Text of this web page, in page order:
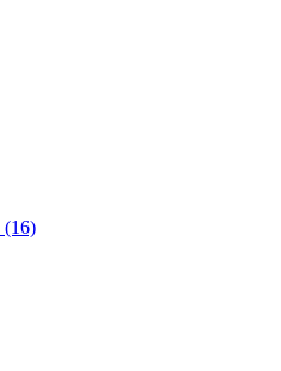
(16)